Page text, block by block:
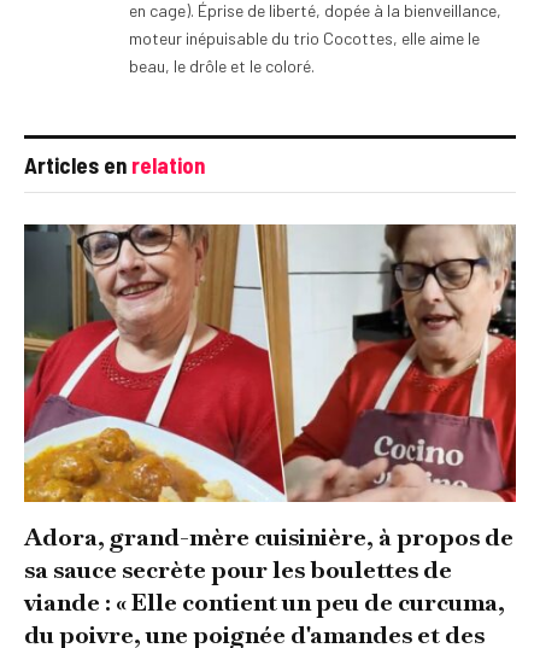
en cage). Éprise de liberté, dopée à la bienveillance,
moteur inépuisable du trio Cocottes, elle aime le
beau, le drôle et le coloré.
Articles en relation
Adora, grand-mère cuisinière, à propos de
sa sauce secrète pour les boulettes de
viande : « Elle contient un peu de curcuma,
du poivre, une poignée d'amandes et des